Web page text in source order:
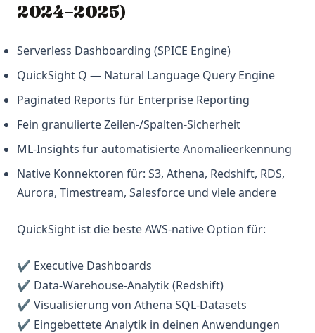
2024–2025)
Serverless Dashboarding (SPICE Engine)
QuickSight Q — Natural Language Query Engine
Paginated Reports für Enterprise Reporting
Fein granulierte Zeilen-/Spalten-Sicherheit
ML-Insights für automatisierte Anomalieerkennung
Native Konnektoren für: S3, Athena, Redshift, RDS,
Aurora, Timestream, Salesforce und viele andere
QuickSight ist die beste AWS-native Option für:
✔ Executive Dashboards
✔ Data-Warehouse-Analytik (Redshift)
✔ Visualisierung von Athena SQL-Datasets
✔ Eingebettete Analytik in deinen Anwendungen